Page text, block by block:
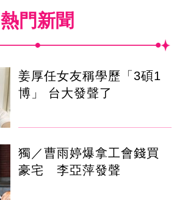
熱門新聞
姜厚任女友稱學歷「3碩1
博」 台大發聲了
獨／曹雨婷爆拿工會錢買
豪宅 李亞萍發聲